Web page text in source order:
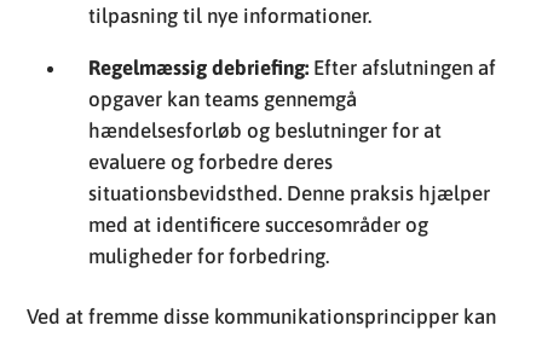
tilpasning til nye informationer.
Regelmæssig debriefing: Efter afslutningen af
opgaver kan teams gennemgå
hændelsesforløb og beslutninger for at
evaluere og forbedre deres
situationsbevidsthed. Denne praksis hjælper
med at identificere succesområder og
muligheder for forbedring.
Ved at fremme disse kommunikationsprincipper kan